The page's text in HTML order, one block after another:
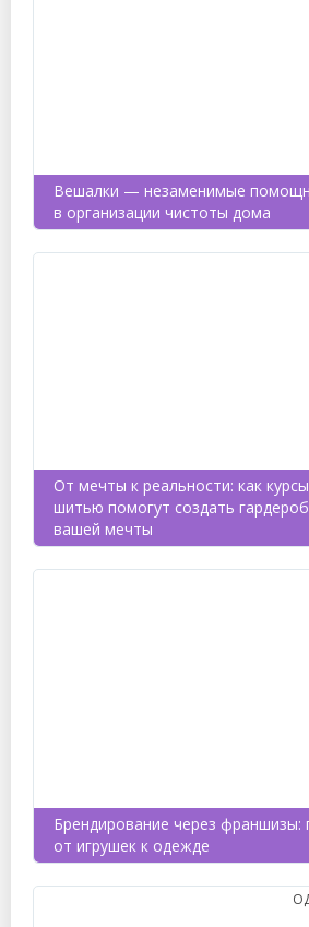
Вешалки — незаменимые
в организации чистоты дома
От мечты к реальности: как
шитью помогут создать гардероб
вашей мечты
Брендирование через франшизы:
от игрушек к одежде